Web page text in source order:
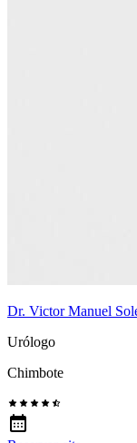
Dr. Victor Manuel
Urólogo
Chimbote